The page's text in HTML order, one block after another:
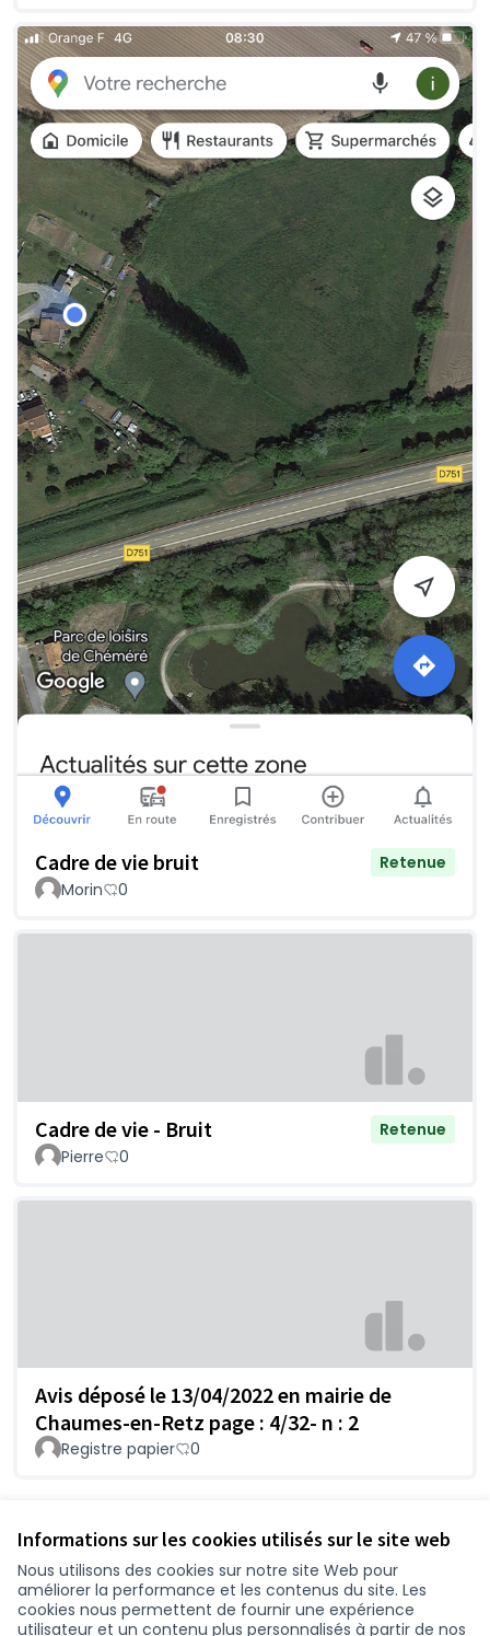
Informations sur les cookies utilisés sur le site web
Nous utilisons des cookies sur notre site Web pour
améliorer la performance et les contenus du site. Les
cookies nous permettent de fournir une expérience
utilisateur et un contenu plus personnalisés à partir de nos
Cadre de vie bruit
Retenue
Morin
0
Cadre de vie - Bruit
Retenue
Pierre
0
Avis déposé le 13/04/2022 en mairie de
Chaumes-en-Retz page : 4/32- n : 2
Registre papier 0
Conditions d'utilisation
Paramètres des cookies